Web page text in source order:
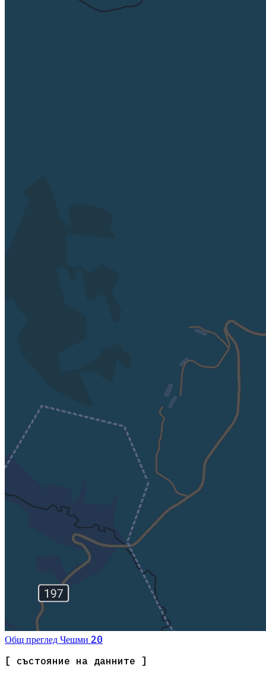
Общ преглед Чешми 20
[ състояние на данните ]